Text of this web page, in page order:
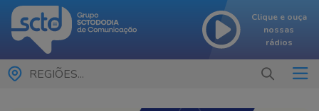
Clique e ouça
nossas
rádios
REGIÕES...